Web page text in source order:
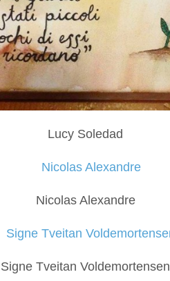
Lucy Soledad
Nicolas Alexandre‎
Signe Tveitan Voldemortensen‎